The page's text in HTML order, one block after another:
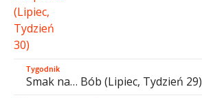
Tygodnik
Smak na… Bób (Lipiec, Tydzień 29)